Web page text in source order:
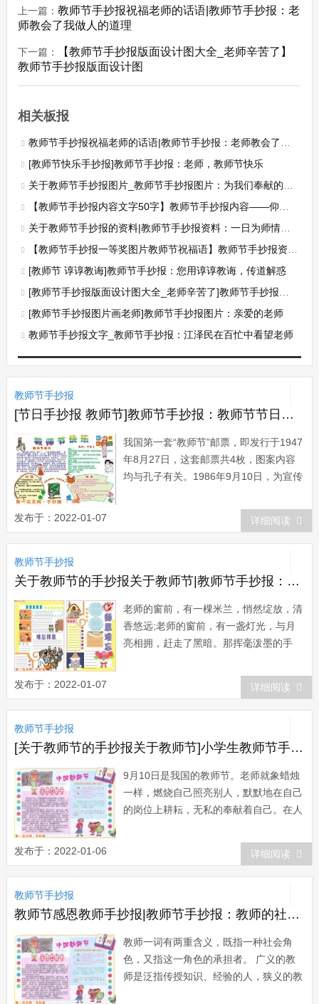
上一篇： 教师节手抄报祝福老师的话语|教师节手抄报：老
师教会了我做人的道理
下一篇：
【教师节手抄报版面设计图大全_老师辛苦了】
教师节手抄报版面设计图
相关板报
教师节手抄报祝福老师的话语|教师节手抄报：老师教会了我做人的道理
[教师节快乐手抄报]教师节手抄报：老师，教师节快乐
关于教师节手抄报图片_教师节手抄报图片：为我们奉献的老师
【教师节手抄报内容文字50字】教师节手抄报内容——仰慕园丁
关于教师节手抄报的资料|教师节手抄报资料：一日为师情谊深
【教师节手抄报一等奖图片教师节祝福语】教师节手抄报资料：教师节祝福语
[教师节 谆谆教诲]教师节手抄报：您用谆谆教诲，传道解惑
[教师节手抄报版面设计图大全_老师辛苦了]教师节手抄报版面
[教师节手抄报图片画老师]教师节手抄报图片：亲爱的老师
教师节手抄报文字_教师节手抄报：江泽民在百忙中看望老师
教师节手抄报
[节日手抄报 教师节]教师节手抄报：教师节节日邮票
我国第一套“教师节”邮票，即发行于1947
年8月27日，这套邮票共4枚，图案内容
均与孔子有关。1986年9月10日，为宣传
一套“教师节”纪念邮票，全套1枚，面额8
分。张磊设计。影写版。齿孔11度，背面
刷胶。邮局全...
发布于：2022-01-07 详细阅读
教师节手抄报
关于教师节的手抄报关于教师节|教师节手抄报：教师节散文诗
老师的窗前，有一棵米兰，悄然绽放，清
香悠远;老师的窗前，有一盏灯光，与月
亮相拥，赶走了黑暗。那挥毫泼墨的手
是在学子习作中，寻找弄潮儿的波澜。这
时而发出的声音，就是老师的轻轻自言，
叫绝拍案，为绝妙的句章而惊叹;这时常
翻阅的书斋就是桥梁一线，连接着遥远，
承载着期望...
发布于：2022-01-07 详细阅读
教师节手抄报
[关于教师节的手抄报关于教师节]小学生教师节手抄报：庆祝教师节
9月10日是我国的教师节。老师就象蜡烛
一样，燃烧自己照亮别人，默默地在自己
的岗位上耕耘，无私的奉献着自己。在人
芒，给我们插上理想的翅膀，翱翔在知识
的海洋上。敬爱的老师们，没有春的耕
耘，哪来的荷香十里，愿你们永远是使
者，将和煦的阳光洒满人间。这幅小学生
教师节手抄...
发布于：2022-01-06 详细阅读
教师节手抄报
教师节感恩教师手抄报|教师节手抄报：教师的社会角色
教师一词有两重含义，既指一种社会角
色，又指这一角色的承担者。 广义的教
师是泛指传授知识、经验的人，狭义的教